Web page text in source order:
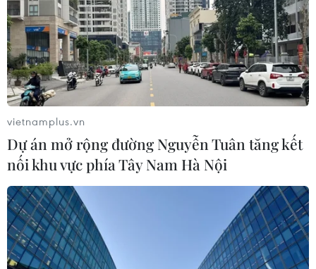
vietnamplus.vn
Dự án mở rộng đường Nguyễn Tuân tăng kết
nối khu vực phía Tây Nam Hà Nội